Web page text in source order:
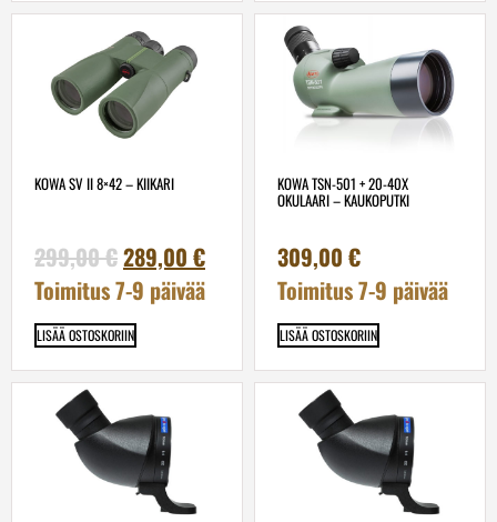
KOWA SV II 8×42 – KIIKARI
299,00€289,00 €
Toimitus 7-9 päivää
LISÄÄ OSTOSKORIIN
KOWA TSN-501 + 20-40X
OKULAARI – KAUKOPUTKI
309,00 €
Toimitus 7-9 päivää
LISÄÄ OSTOSKORIIN